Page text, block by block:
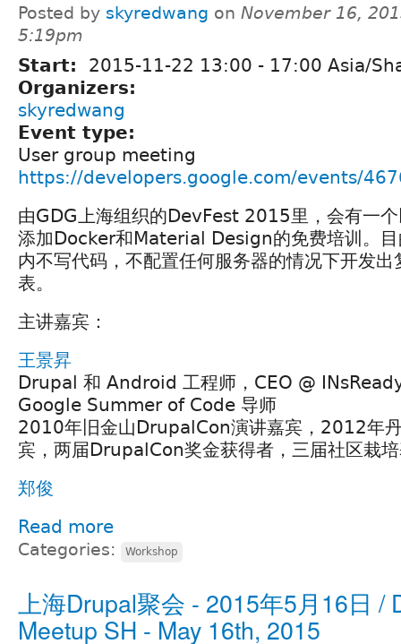
Posted by skyredwang on November 16,
5:19pm
Start: 2015-11-22 13:00 - 17:00 Asia/
Organizers:
skyredwang
Event type:
User group meeting
https://developers.google.com/events/
由GDG上海组织的DevFest 2015里，会有一
添加Docker和Material Design的免费培训。
内不写代码，不配置任何服务器的情况下开发
表。
主讲嘉宾：
王景昇
Drupal 和 Android 工程师，CEO @
Google Summer of Code 导师
2010年旧金山DrupalCon演讲嘉宾，2012年
宾，两届DrupalCon奖金获得者，三届社区栽
郑俊
Read more
Categories: Workshop
上海Drupal聚会 - 2015年5月16日 /
Meetup SH - May 16th, 2015